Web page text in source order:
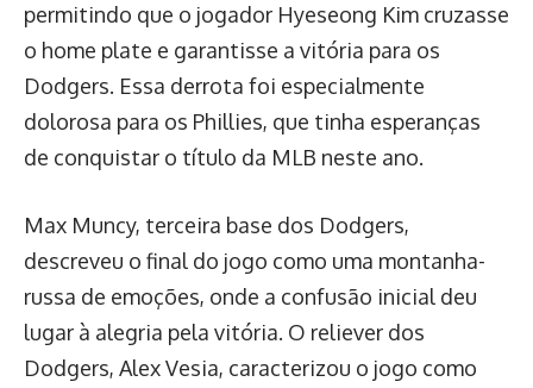
permitindo que o jogador Hyeseong Kim cruzasse
o home plate e garantisse a vitória para os
Dodgers. Essa derrota foi especialmente
dolorosa para os Phillies, que tinha esperanças
de conquistar o título da MLB neste ano.
Max Muncy, terceira base dos Dodgers,
descreveu o final do jogo como uma montanha-
russa de emoções, onde a confusão inicial deu
lugar à alegria pela vitória. O reliever dos
Dodgers, Alex Vesia, caracterizou o jogo como